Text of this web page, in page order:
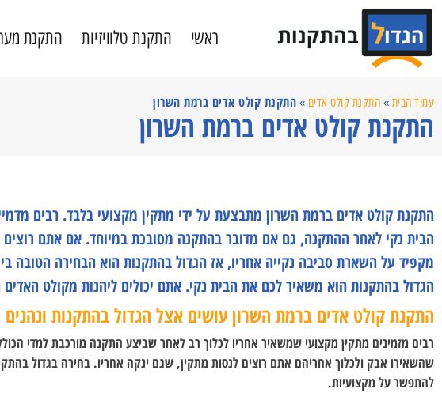
ראשי התקנת טלוויזיות התקנת
עמוד הבית » התקנת קולט אדים » התקנת קולט אדים ברמת השרון
התקנת קולט אדים ברמת השרון
התקנת קולט אדים ברמת השרון מתבצעת על ידי מתקין מקצועי בלבד. רבים
הבית נקי לאחר ההתקנה, גם אם מדובר בהתקנה מסובכת במיוחד. אם אתם
מקפיד על השארת סביבה נקייה אחריו, אז הגדול בהתקנות הוא הבחירה
הגדול בהתקנות הוא משאיר לכם את הבית נקי. אתם יכולים ליהנות מקולט
התקנת קולט אדים ברמת השרון עושים אצל הגדול בהתקנות
רבים מזמינים מתקין מקצועי שמשאיר אחריו לכלוך רב לאחר שביצע התקנה מורכבת למדי
שהשאירו אבק ולכלוך אחריהם אתם רוצים לנסות מתקין, שגם ינקה אחריו. בחירה בגדול
להתפשר על מקצועיות.